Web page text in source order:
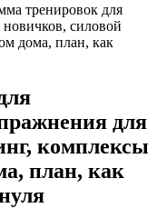
тренировок для
силовой
дома, план, как
для
комплексы
план, как